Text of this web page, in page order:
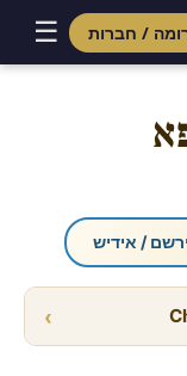
/ חברות ☰
/ אידיש
›